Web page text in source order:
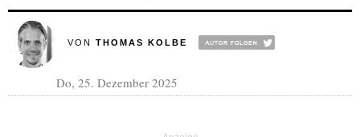
VON THOMAS KOLBE
Do, 25. Dezember 2025